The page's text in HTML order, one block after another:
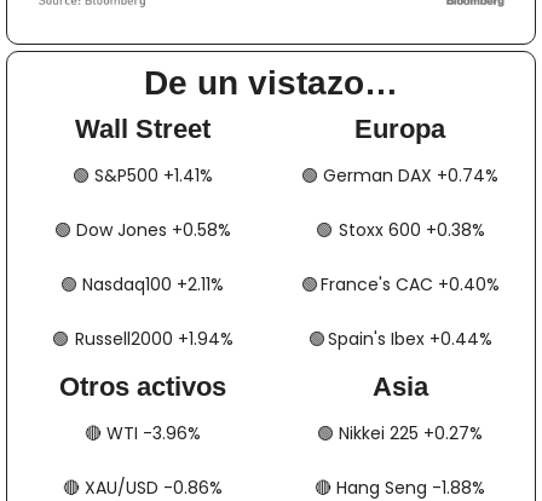
De un vistazo…
Wall Street
🟢 ​​​​ S&P500 +1.41%
🟢 ​​​​ Dow Jones +0.58%
🟢 ​​​​ Nasdaq100 +2.11%
🟢 ​​​  Russell2000 +1.94%
Otros activos
🔴​​​​ WTI -3.96%
🔴​​​​ XAU/USD -0.86%
Europa
🟢 ​​​​​​ German DAX +0.74%
🟢 ​​​​​​​​  Stoxx 600 +0.38%
🟢​​​​  France's CAC +0.40%
🟢​​​​​​​​  Spain's Ibex +0.44%
Asia
🟢 ​​​​ Nikkei 225 +0.27%
🔴 ​​​​ Hang Seng -1.88%